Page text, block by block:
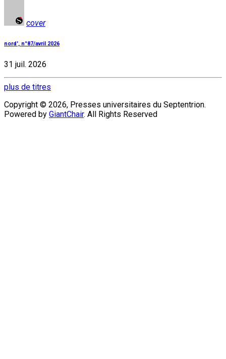
cover
nord', n°87/avril 2026
31 juil. 2026
plus de titres
Copyright © 2026, Presses universitaires du Septentrion.
Powered by GiantChair. All Rights Reserved